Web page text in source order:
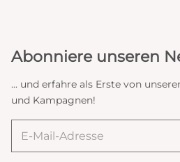
Abonniere unseren
... und erfahre als Erste von
und Kampagnen!